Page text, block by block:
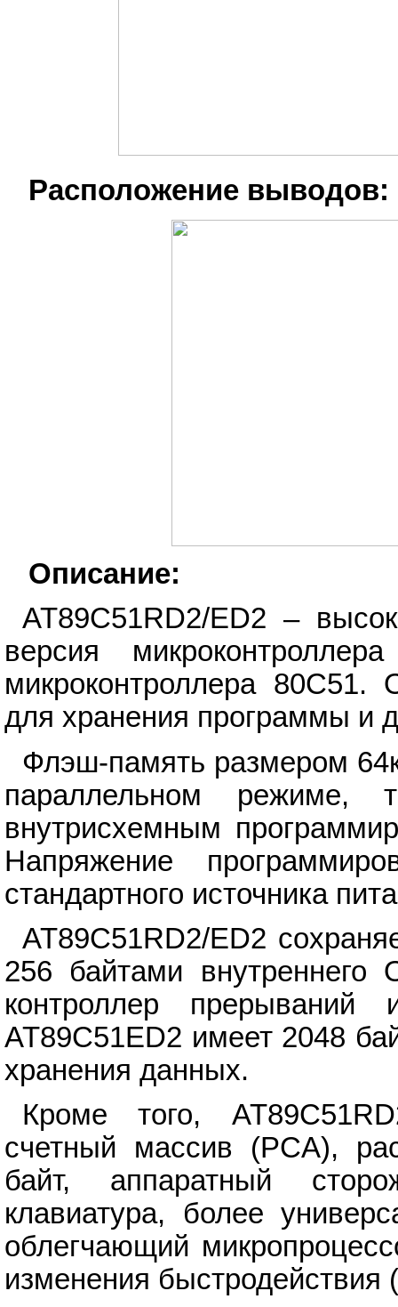
Расположение выводов:
Описание:
AT89C51RD2/ED2 –
версия
микроконтроллера
для хранения программы и
Флэш-память размером
параллельном
внутрисхемным
Напряжение
стандартного источника
AT89C51RD2/ED2
256 байтами
контроллер прерываний
AT89C51ED2 имеет 2048
хранения данных.
Кроме того,
счетный массив (PCA),
байт, аппаратный
клавиатура, более
облегчающий
изменения быстродействия